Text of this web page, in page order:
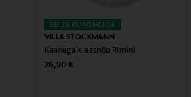
EELIS KUPONGIGA
VILLA STOCKMANN
Kaanega klaasnõu Rimini
Original Price
26,90 €